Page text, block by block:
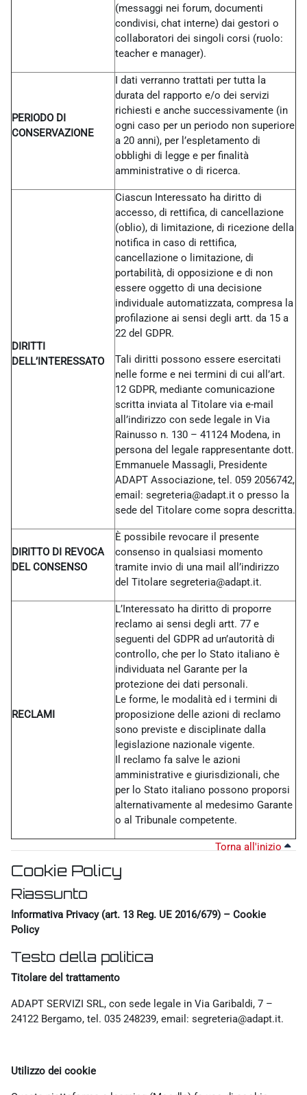
(messaggi nei forum, documenti
condivisi, chat interne) dai gestori o
collaboratori dei singoli corsi (ruolo:
teacher e manager).
PERIODO DI
CONSERVAZIONE
I dati verranno trattati per tutta la
durata del rapporto e/o dei servizi
richiesti e anche successivamente (in
ogni caso per un periodo non superiore
a 20 anni), per l’espletamento di
obblighi di legge e per finalità
amministrative o di ricerca.
DIRITTI
DELL’INTERESSATO
Ciascun Interessato ha diritto di
accesso, di rettifica, di cancellazione
(oblio), di limitazione, di ricezione della
notifica in caso di rettifica,
cancellazione o limitazione, di
portabilità, di opposizione e di non
essere oggetto di una decisione
individuale automatizzata, compresa la
profilazione ai sensi degli artt. da 15 a
22 del GDPR.
Tali diritti possono essere esercitati
nelle forme e nei termini di cui all’art.
12 GDPR, mediante comunicazione
scritta inviata al Titolare via e-mail
all’indirizzo con sede legale in Via
Rainusso n. 130 – 41124 Modena, in
persona del legale rappresentante dott.
Emmanuele Massagli, Presidente
ADAPT Associazione, tel. 059 2056742,
email: segreteria@adapt.it o presso la
sede del Titolare come sopra descritta.
DIRITTO DI REVOCA
DEL CONSENSO
È possibile revocare il presente
consenso in qualsiasi momento
tramite invio di una mail all’indirizzo
del Titolare segreteria@adapt.it.
RECLAMI
L’Interessato ha diritto di proporre
reclamo ai sensi degli artt. 77 e
seguenti del GDPR ad un’autorità di
controllo, che per lo Stato italiano è
individuata nel Garante per la
protezione dei dati personali.
Le forme, le modalità ed i termini di
proposizione delle azioni di reclamo
sono previste e disciplinate dalla
legislazione nazionale vigente.
Il reclamo fa salve le azioni
amministrative e giurisdizionali, che
per lo Stato italiano possono proporsi
alternativamente al medesimo Garante
o al Tribunale competente.
Torna all'inizio
Cookie Policy
Riassunto
Informativa Privacy (art. 13 Reg. UE 2016/679) – Cookie
Policy
Testo della politica
Titolare del trattamento
ADAPT SERVIZI SRL, con sede legale in Via Garibaldi, 7 –
24122 Bergamo, tel. 035 248239, email: segreteria@adapt.it.
Utilizzo dei cookie